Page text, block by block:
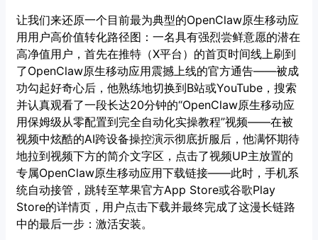
让我们来还原一个目前最为典型的OpenClaw原生移动应
用用户高价值转化路径图：一名具有强烈尝鲜意愿的潜在
高净值用户，首先在推特（X平台）的首页时间线上刷到
了OpenClaw原生移动应用震撼上线的官方通告——被成
功勾起好奇心后，他熟练地切换到B站或YouTube，搜索
并认真观看了一段长达20分钟的“OpenClaw原生移动应
用保姆级从零配置到完全自动化实操教程”视频——在被
视频中炫酷的AI跨设备操控演示彻底折服后，他满怀期待
地拉到视频下方的简介文字区，点击了视频UP主放置的
专属OpenClaw原生移动应用下载链接——此时，手机系
统自动接管，跳转至苹果官方App Store或谷歌Play
Store的详情页，用户点击下载并最终完成了这漫长链路
中的最后一步：激活安装。